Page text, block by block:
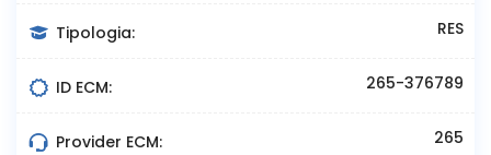
Tipologia: RES
ID ECM: 265-376789
Provider ECM: 265